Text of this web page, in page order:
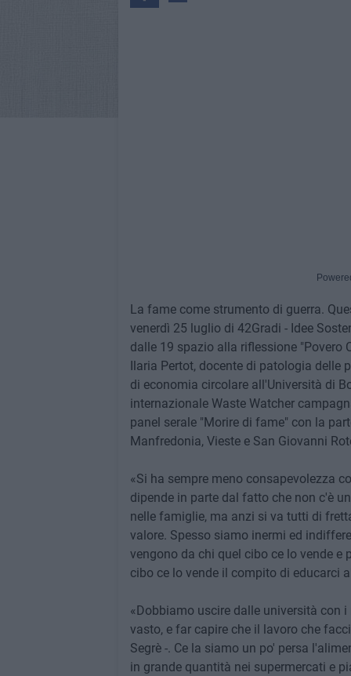
La fame come strumento di guerra.
venerdì 25 luglio di 42Gradi - Idee
dalle 19 spazio alla riflessione "Povero
Ilaria Pertot, docente di patologia delle
di economia circolare all'Università di
internazionale Waste Watcher
panel serale "Morire di fame" con la
Manfredonia, Vieste e San Giovanni
«Si ha sempre meno consapevolezza
dipende in parte dal fatto che non c'è
nelle famiglie, ma anzi si va tutti di
valore. Spesso siamo inermi ed
vengono da chi quel cibo ce lo vende
cibo ce lo vende il compito di educarci
«Dobbiamo uscire dalle università con
vasto, e far capire che il lavoro che
Segrè -. Ce la siamo un po' persa
in grande quantità nei supermercati e